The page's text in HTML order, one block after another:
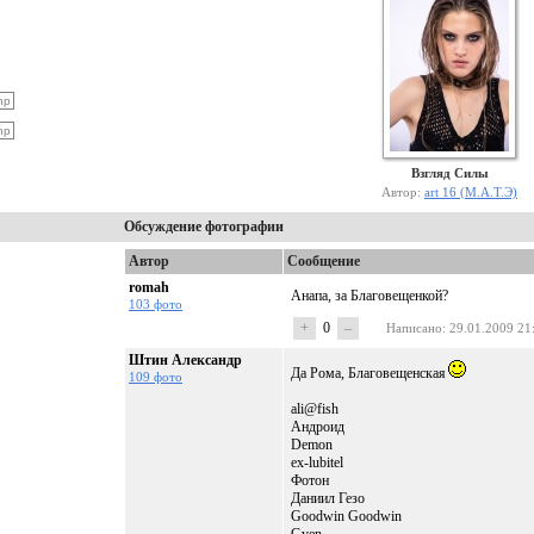
Взгляд Силы
Автор: art 16 (М.А.Т.Э)
Обсуждение фотографии
Автор
Сообщение
romah
103 фото
Анапа, за Благовещенкой?
+
0 – Написано: 29.01.2009
Штин Александр
109 фото Да Рома, Благовещенская
ali@fish
Андроид
Demon
ex-lubitel
Фотон
Даниил Гезо
Goodwin Goodwin